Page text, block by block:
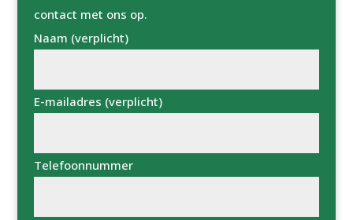
contact met ons op.
Naam (verplicht)
E-mailadres (verplicht)
Telefoonnummer